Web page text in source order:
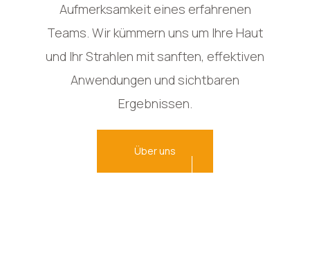
Aufmerksamkeit eines erfahrenen
Teams. Wir kümmern uns um Ihre Haut
und Ihr Strahlen mit sanften, effektiven
Anwendungen und sichtbaren
Ergebnissen.
Über uns